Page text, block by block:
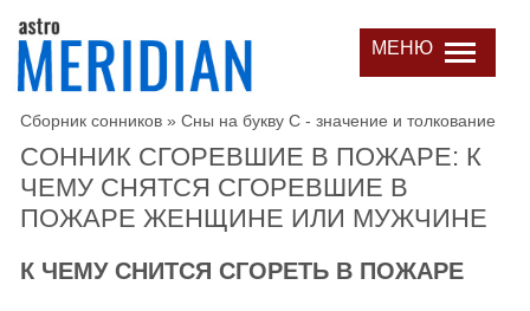
МЕНЮ
Сборник сонников » Сны на букву С - значение и толкование
СОННИК СГОРЕВШИЕ В ПОЖАРЕ: К
ЧЕМУ СНЯТСЯ СГОРЕВШИЕ В
ПОЖАРЕ ЖЕНЩИНЕ ИЛИ МУЖЧИНЕ
К ЧЕМУ СНИТСЯ СГОРЕТЬ В ПОЖАРЕ